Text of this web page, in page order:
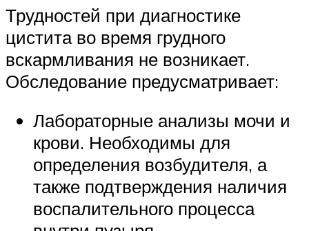
Трудностей при диагностике
цистита во время грудного
вскармливания не возникает.
Обследование предусматривает:
Лабораторные анализы мочи и
крови. Необходимы для
определения возбудителя, а
также подтверждения наличия
воспалительного процесса